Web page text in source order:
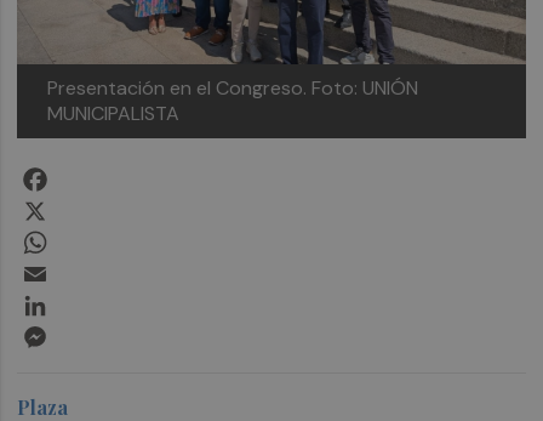
Presentación en el Congreso. Foto: UNIÓN
MUNICIPALISTA
Plaza